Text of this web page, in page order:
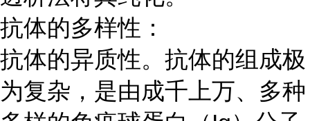
抗体的多样性：
抗体的异质性。抗体的组成极
为复杂，是由成千上万、多种